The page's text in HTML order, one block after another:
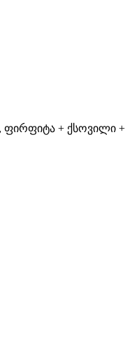
ფირფიტა + ქსოვილი +